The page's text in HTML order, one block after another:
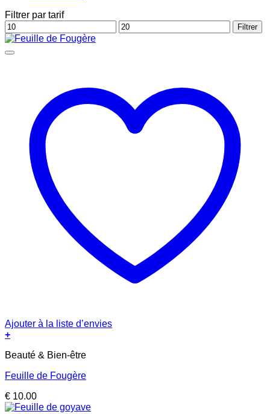
Filtrer par tarif
Prix
min
Prix
max
Filtrer
Ajouter à la liste d’envies
+
Beauté & Bien-être
Feuille de Fougère
€ 10.00